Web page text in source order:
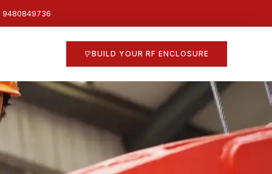
9480849736
BUILD YOUR RF ENCLOSURE